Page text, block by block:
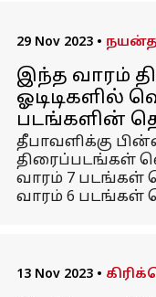
29 Nov 2023 •
இந்த வாரம்
ஓடிடிகளில்
படங்களின்
தீபாவளிக்கு
திரைப்படங்கள்
வாரம் 7 படங்கள்
வாரம் 6 படங்கள்
13 Nov 2023 •